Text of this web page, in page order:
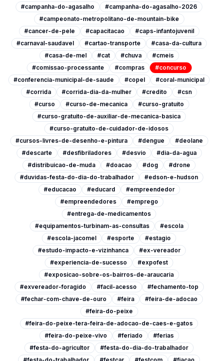
#campanha-do-agasalho
#campanha-do-agasalho-2026
#campeonato-metropolitano-de-mountain-bike
#cancer-de-pele
#capacitacao
#caps-infantojuvenil
#carnaval-saudavel
#cartao-transporte
#casa-da-cultura
#casa-de-mel
#cat #chuva
#cmeis
#comissao-processante
#compras
#concurso
#conferencia-municipal-de-saude
#copel
#coral-municipal
#corrida
#corrida-dia-da-mulher #credito
#csn
#curso
#curso-de-mecanica
#curso-gratuito
#curso-gratuito-de-auxiliar-de-mecanica-basica
#curso-gratuito-de-cuidador-de-idosos
#cursos-livres-de-desenho-e-pintura
#dengue
#deolane
#descarte
#desfibriladores #desvio
#dia-da-agua
#distribuicao-de-muda
#doacao #dog
#drone
#duvidas-festa-do-dia-do-trabalhador
#edson-e-hudson
#educacao
#educard
#empreendedor
#empreendedores
#emprego
#entrega-de-medicamentos
#equipamentos-turbinam-as-consultas
#escola
#escola-jacomel
#esporte
#estagio
#estudo-impacto-e-vizinhanca
#ex-vereador
#experiencia-de-sucesso
#expofest
#exposicao-sobre-os-bairros-de-araucaria
#exvereador-foragido
#facil-acesso
#fechamento-top
#fechar-com-chave-de-ouro
#feira
#feira-de-adocao
#feira-do-peixe
#feira-do-peixe-tera-feira-de-adocao-de-caes-e-gatos
#feira-do-peixe-vivo
#feriado
#ferias
#festa-do-agricultor
#festa-do-dia-do-trabalhador